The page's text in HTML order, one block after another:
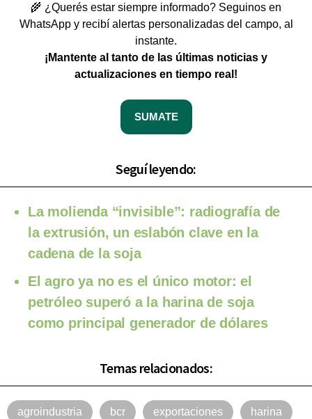
🌾 ¿Querés estar siempre informado? Seguinos en
WhatsApp y recibí alertas personalizadas del campo, al
instante.
¡Mantente al tanto de las últimas noticias y
actualizaciones en tiempo real!
SUMATE
Seguí leyendo:
La molienda “invisible”: radiografía de
la extrusión, un eslabón clave en la
cadena de la soja
El agro ya no es el único motor: el
petróleo superó a la harina de soja
como principal generador de dólares
Temas relacionados:
agroindustria bcr exportaciones harina